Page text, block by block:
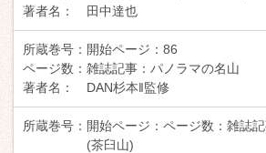
著者名：
田中達也
所蔵巻号： 開始ページ： 86
ページ数： 雑誌記事： パノラマの名山
著者名：
DAN杉本‖監修
所蔵巻号： 開始ページ： ページ数： 雑誌記
(茶臼山)